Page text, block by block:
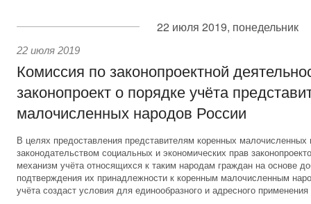
22 июля 2019, понедельник
22 июля 2019
Комиссия по законопроектной
законопроект о порядке учёта
малочисленных народов России
В целях предоставления представителям коренных
законодательством социальных и экономических прав
механизм учёта относящихся к таким народам граждан на основе
подтверждения их принадлежности к коренным малочисленным
учёта создаст условия для единообразного и адресного применения